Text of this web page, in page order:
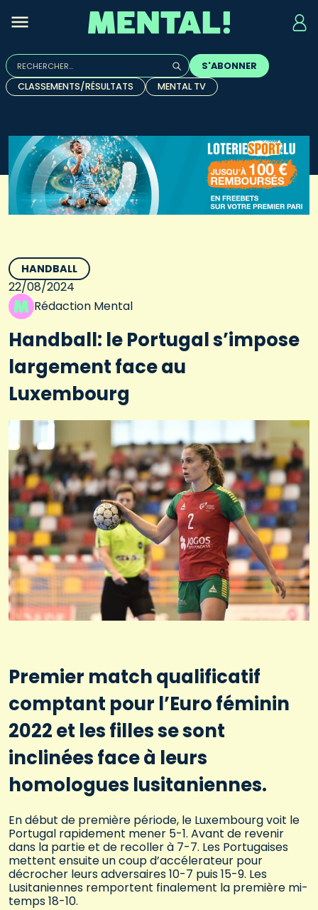
Rechercher :
Quand les résultats de l'auto-complétion sont
S'ABONNER
CLASSEMENTS/RÉSULTATS
MENTAL TV
HANDBALL
22/08/2024
Rédaction Mental
Handball: le Portugal s’impose
largement face au
Luxembourg
Premier match qualificatif
comptant pour l’Euro féminin
2022 et les filles se sont
inclinées face à leurs
homologues lusitaniennes.
En début de première période, le Luxembourg voit le
Portugal rapidement mener 5-1. Avant de revenir
dans la partie et de recoller à 7-7. Les Portugaises
mettent ensuite un coup d’accélerateur pour
décrocher leurs adversaires 10-7 puis 15-9. Les
Lusitaniennes remportent finalement la première mi-
temps 18-10.